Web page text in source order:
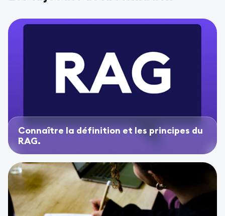
Connaître la définition et les principes du
RAG.